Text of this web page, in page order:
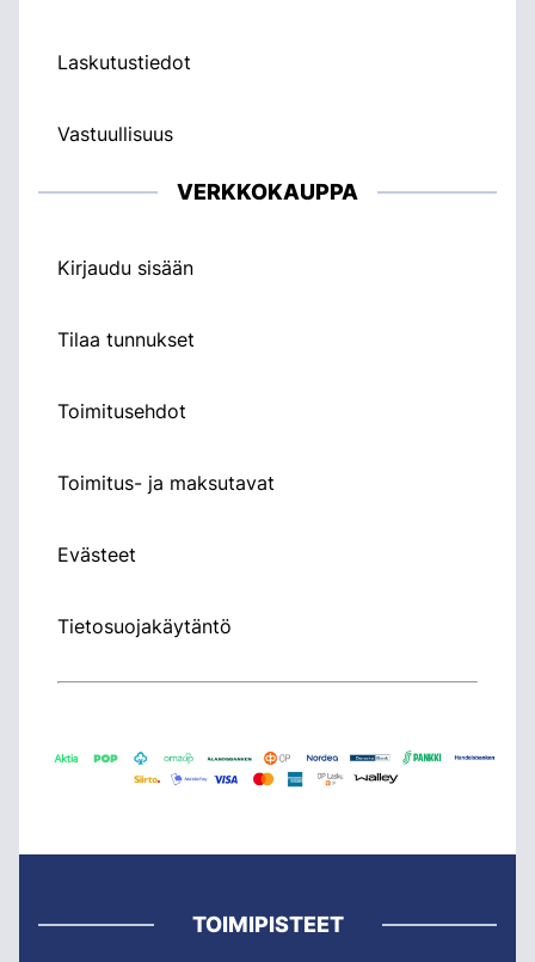
Laskutustiedot
Vastuullisuus
VERKKOKAUPPA
Kirjaudu sisään
Tilaa tunnukset
Toimitusehdot
Toimitus- ja maksutavat
Evästeet
Tietosuojakäytäntö
TOIMIPISTEET